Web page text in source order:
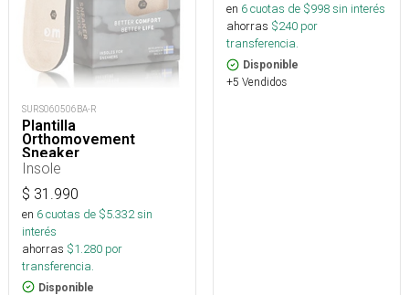
SURS060506BA-R
Plantilla
Orthomovement
Sneaker
Insole
$ 31.990
en 6cuotas de $5.332sin
interés
ahorras $1.280 por
transferencia.
Disponible
en 6cuotas de $998sin interés
ahorras $240 por
transferencia.
Disponible
+5 Vendidos